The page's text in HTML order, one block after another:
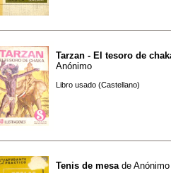
Tarzan - El tesoro de
Anónimo
Libro usado (Castellano)
Tenis de mesa de Anónimo